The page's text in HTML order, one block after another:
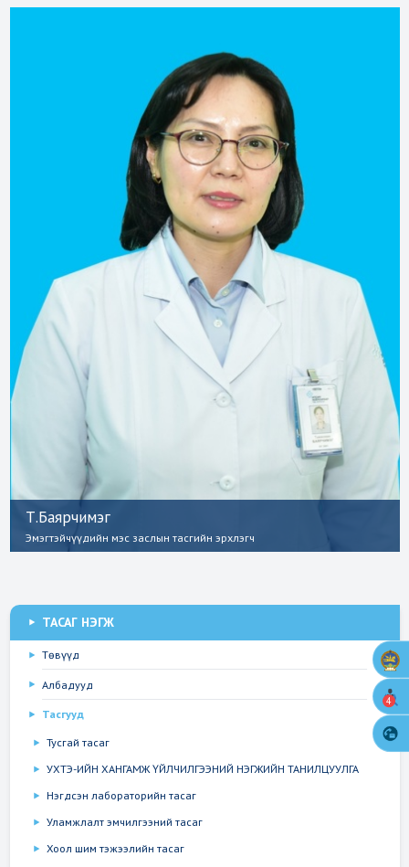
Т.Баярчимэг
Эмэгтэйчүүдийн мэс заслын тасгийн эрхлэгч
ТАСАГ НЭГЖ
Төвүүд
Албадууд
Тасгууд
Тусгай тасаг
УХТЭ-ИЙН ХАНГАМЖ ҮЙЛЧИЛГЭЭНИЙ НЭГЖИЙН ТАНИЛЦУУЛГА
Нэгдсэн лабораторийн тасаг
Уламжлалт эмчилгээний тасаг
Хоол шим тэжээлийн тасаг
4